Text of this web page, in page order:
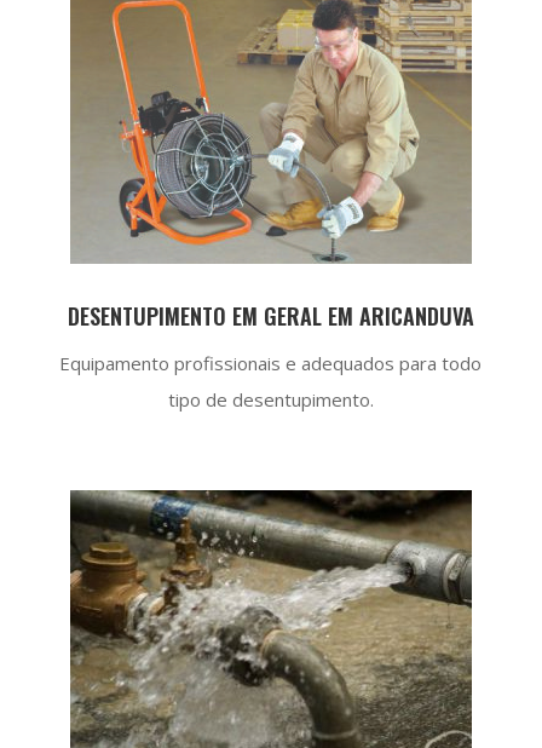
DESENTUPIMENTO EM GERAL EM ARICANDUVA
Equipamento profissionais e adequados para todo
tipo de desentupimento.